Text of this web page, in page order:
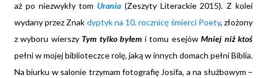
aż po niezwykły tomUrania (Zeszyty Literackie 2015). Z kolei
wydany przez Znak dyptyk na 10. rocznicę śmierci Poety, złożony
z wyboru wierszyTym tylko byłem i tomu esejówMniej niż ktoś
pełni w mojej biblioteczce rolę, jaką w innych domach pełni Biblia.
Na biurku w salonie trzymam fotografię Josifa, a na służbowym –